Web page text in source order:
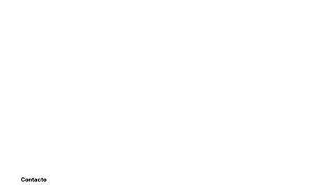
Contacto